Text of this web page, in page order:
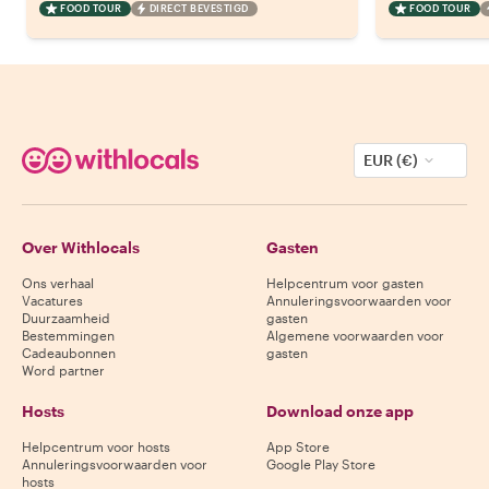
FOOD TOUR DIRECT BEVESTIGD FOOD TOUR
EUR (€)
Over Withlocals
Ons verhaal
Vacatures
Duurzaamheid
Bestemmingen
Cadeaubonnen
Word partner
Gasten
Helpcentrum voor gasten
Annuleringsvoorwaarden voor
gasten
Algemene voorwaarden voor
gasten
Hosts
Helpcentrum voor hosts
Annuleringsvoorwaarden voor
hosts
Download onze app
App Store
Google Play Store